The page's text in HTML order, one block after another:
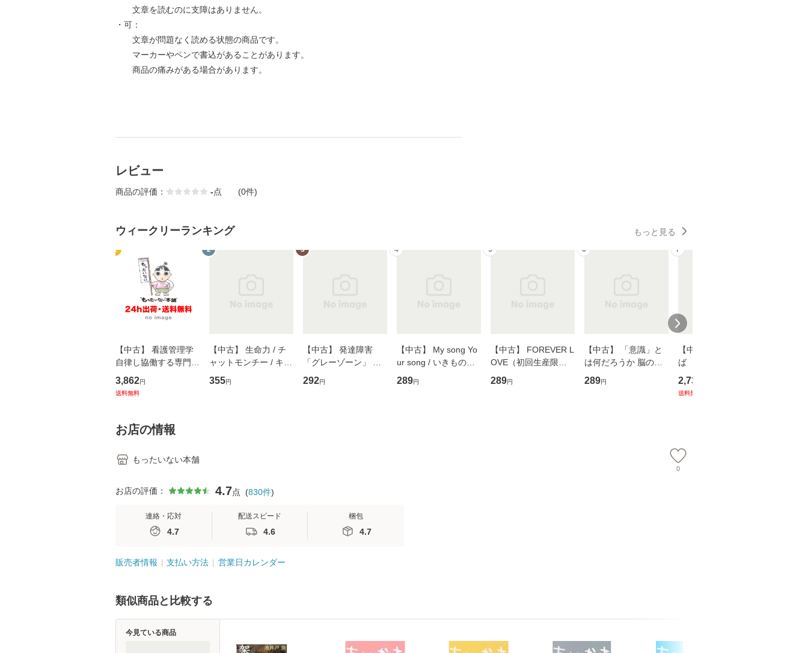
文章を読むのに支障はありません。
・可：
文章が問題なく読める状態の商品です。
マーカーやペンで書込があることがあります。
商品の痛みがある場合があります。
レビュー
商品の評価： -点 (0件)
ウィークリーランキング もっと見る
1
【中古】 看護管理学
自律し協働する専門職
の看護マネジメントス
キル 改訂第3版 (看護
堂 [単行
3,862円
送料無料
2
【中古】 生命力 / チ
ャットモンチー / キュ
ーンレコード [CD]
【メール便送料無料】
355円
3
【中古】 発達障害
「グレーゾーン」 そ
の正しい理解と克服法
(SB新書 572) / 岡田尊
292円
4
【中古】 My song Yo
ur song / いきものが
かり / [CD]【メール便
送料無料】
289円
5
【中古】 FOREVER L
OVE（初回生産限定
盤） / 清水翔太×加藤
ミリヤ / [CD]【メール
289円
6
【中古】 「意識」と
は何だろうか 脳の来
歴、知覚の錯誤 （講
談社現代新書） / 下条
289円
7
【中古】 耳をすませ
ば 〈2枚組〉 [DVD] /
ブエナ・ビスタ・ホー
ム・エンターテイメン
2,735
送料無料
お店の情報
もったいない本舗
0
お店の評価： 4.7点 (830件)
連絡・応対
4.7
配送スピード
4.6
梱包
4.7
販売者情報 支払い方法 営業日カレンダー
類似商品と比較する
今見ている商品